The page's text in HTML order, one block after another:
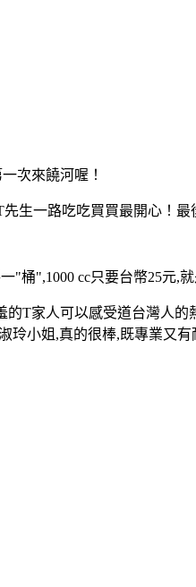
次來饒河喔！
生一路吃吃買買最開心！
桶",1000 cc只要台幣25元,
T家人可以感受道台灣人
玲小姐,真的很棒,既專業又